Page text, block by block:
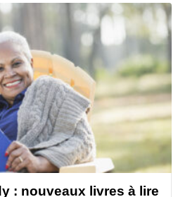
: nouveaux livres à lire